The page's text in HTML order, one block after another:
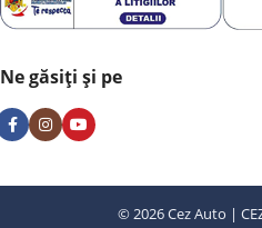
Ne găsiți și pe
© 2026 Cez Auto |